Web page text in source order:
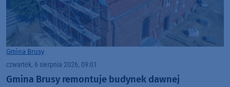
Gmina Brusy
czwartek, 6 sierpnia 2026, 09:01
Gmina Brusy remontuje budynek dawnej